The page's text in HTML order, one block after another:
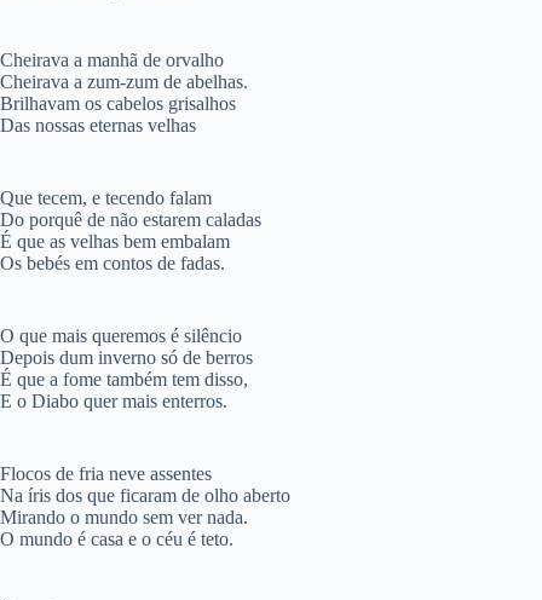
Cheirava a manhã de orvalho
Cheirava a zum-zum de abelhas.
Brilhavam os cabelos grisalhos
Das nossas eternas velhas
Que tecem, e tecendo falam
Do porquê de não estarem caladas
É que as velhas bem embalam
Os bebés em contos de fadas.
O que mais queremos é silêncio
Depois dum inverno só de berros
É que a fome também tem disso,
E o Diabo quer mais enterros.
Flocos de fria neve assentes
Na íris dos que ficaram de olho aberto
Mirando o mundo sem ver nada.
O mundo é casa e o céu é teto.